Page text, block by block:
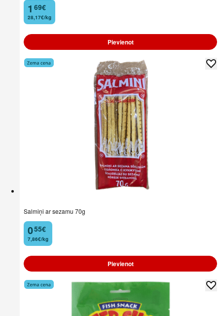
1
. 69€
28,17€/kg
Pievienot
Salmiņi ar sezamu 70g
0
. 55€
7,86€/kg
Pievienot